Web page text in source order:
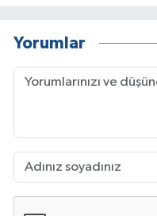
Yorumlar